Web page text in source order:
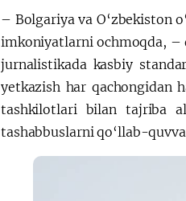
– Bolgariya va O‘zbekiston
imkoniyatlarni ochmoqda, –
jurnalistikada kasbiy
yetkazish har qachongidan
tashkilotlari bilan tajriba
tashabbuslarni qo‘llab-